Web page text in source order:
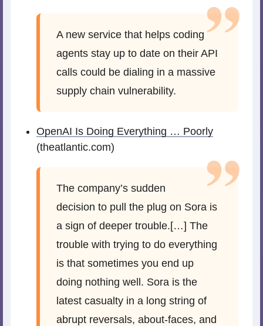
A new service that helps coding
agents stay up to date on their API
calls could be dialing in a massive
supply chain vulnerability.
OpenAI Is Doing Everything … Poorly
(theatlantic.com)
The company’s sudden
decision to pull the plug on Sora is
a sign of deeper trouble.[…] The
trouble with trying to do everything
is that sometimes you end up
doing nothing well. Sora is the
latest casualty in a long string of
abrupt reversals, about-faces, and